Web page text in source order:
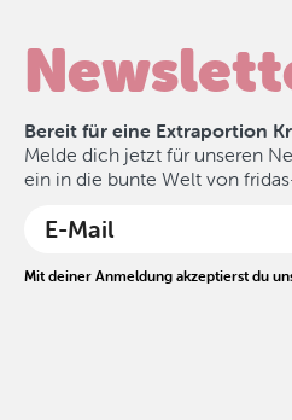
Bereit für eine Extraportion
Melde dich jetzt für unseren
ein in die bunte Welt von
Mit deiner Anmeldung akzeptierst du